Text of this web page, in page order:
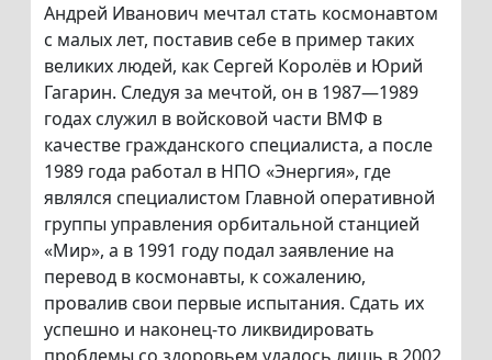
Андрей Иванович мечтал стать космонавтом
с малых лет, поставив себе в пример таких
великих людей, как Сергей Королёв и Юрий
Гагарин. Следуя за мечтой, он в 1987—1989
годах служил в войсковой части ВМФ в
качестве гражданского специалиста, а после
1989 года работал в НПО «Энергия», где
являлся специалистом Главной оперативной
группы управления орбитальной станцией
«Мир», а в 1991 году подал заявление на
перевод в космонавты, к сожалению,
провалив свои первые испытания. Сдать их
успешно и наконец-то ликвидировать